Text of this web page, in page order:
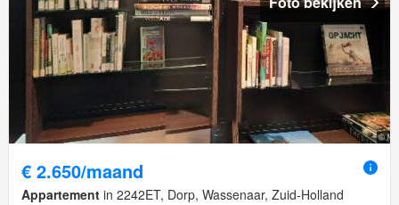
€ 2.650/maand
Appartement in 2242ET, Dorp, Wassenaar, Zuid-Holland